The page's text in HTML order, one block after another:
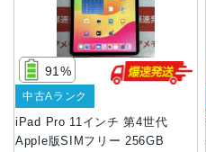
iPad Pro 11インチ 第4世代
Apple版SIMフリー 256GB
91%
中古Aランク